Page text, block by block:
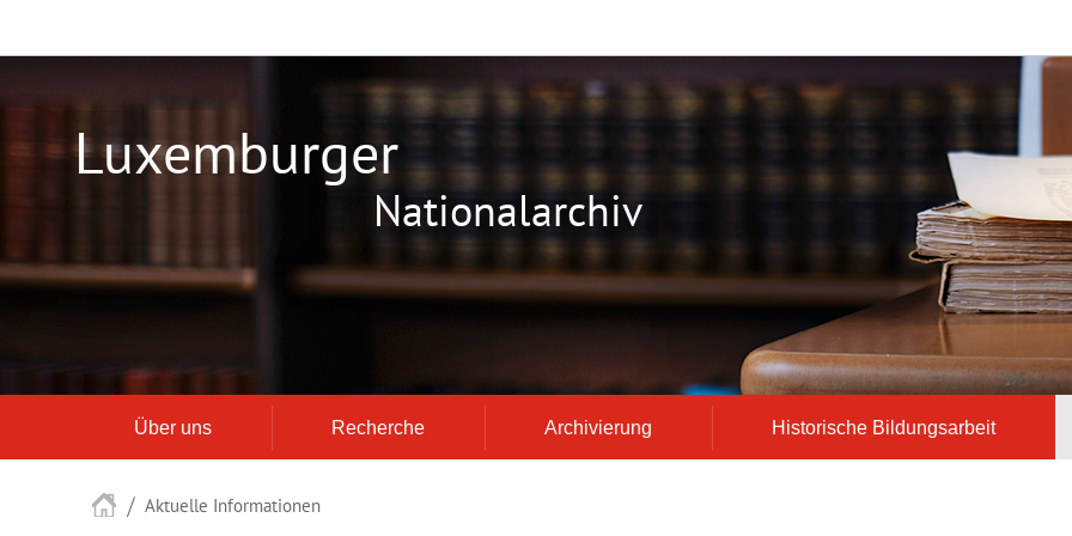
Luxemburger
Nationalarchiv
Über uns Recherche Archivierung Historische Bildungsarbeit
Startseite
Aktuelle Informationen